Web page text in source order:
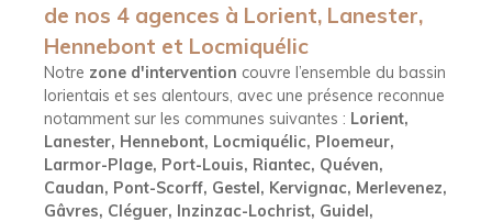
de nos 4 agences à Lorient, Lanester,
Hennebont et Locmiquélic
Notre zone d'intervention couvre l’ensemble du bassin
lorientais et ses alentours, avec une présence reconnue
notamment sur les communes suivantes : Lorient,
Lanester, Hennebont, Locmiquélic, Ploemeur,
Larmor-Plage, Port-Louis, Riantec, Quéven,
Caudan, Pont-Scorff, Gestel, Kervignac, Merlevenez,
Gâvres, Cléguer, Inzinzac-Lochrist, Guidel,